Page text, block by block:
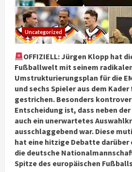
Uncategorized
OFFIZIELL: Jürgen Klopp hat
Fußballwelt mit seinem
Umstrukturierungsplan für die
und sechs Spieler aus dem Kader
gestrichen. Besonders
Entscheidung ist, dass neben
auch ein unerwartetes
ausschlaggebend war. Diese
hat eine hitzige Debatte
die deutsche
Spitze des europäischen